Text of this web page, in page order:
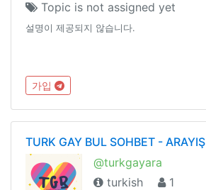
Topic is not assigned yet
설명이 제공되지 않습니다.
가입
TURK GAY BUL SOHBET - ARAYIŞ
@turkgayara
turkish
1